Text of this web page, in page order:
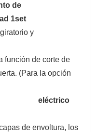
de
1set
y
función de corte de
(Para la opción
eléctrico
de envoltura, los